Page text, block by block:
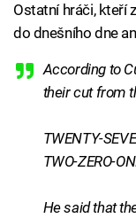
Ostatní hráči, kteří
do dnešního dne
According to
their cut from
TWENTY-
TWO-ZERO-
He said that